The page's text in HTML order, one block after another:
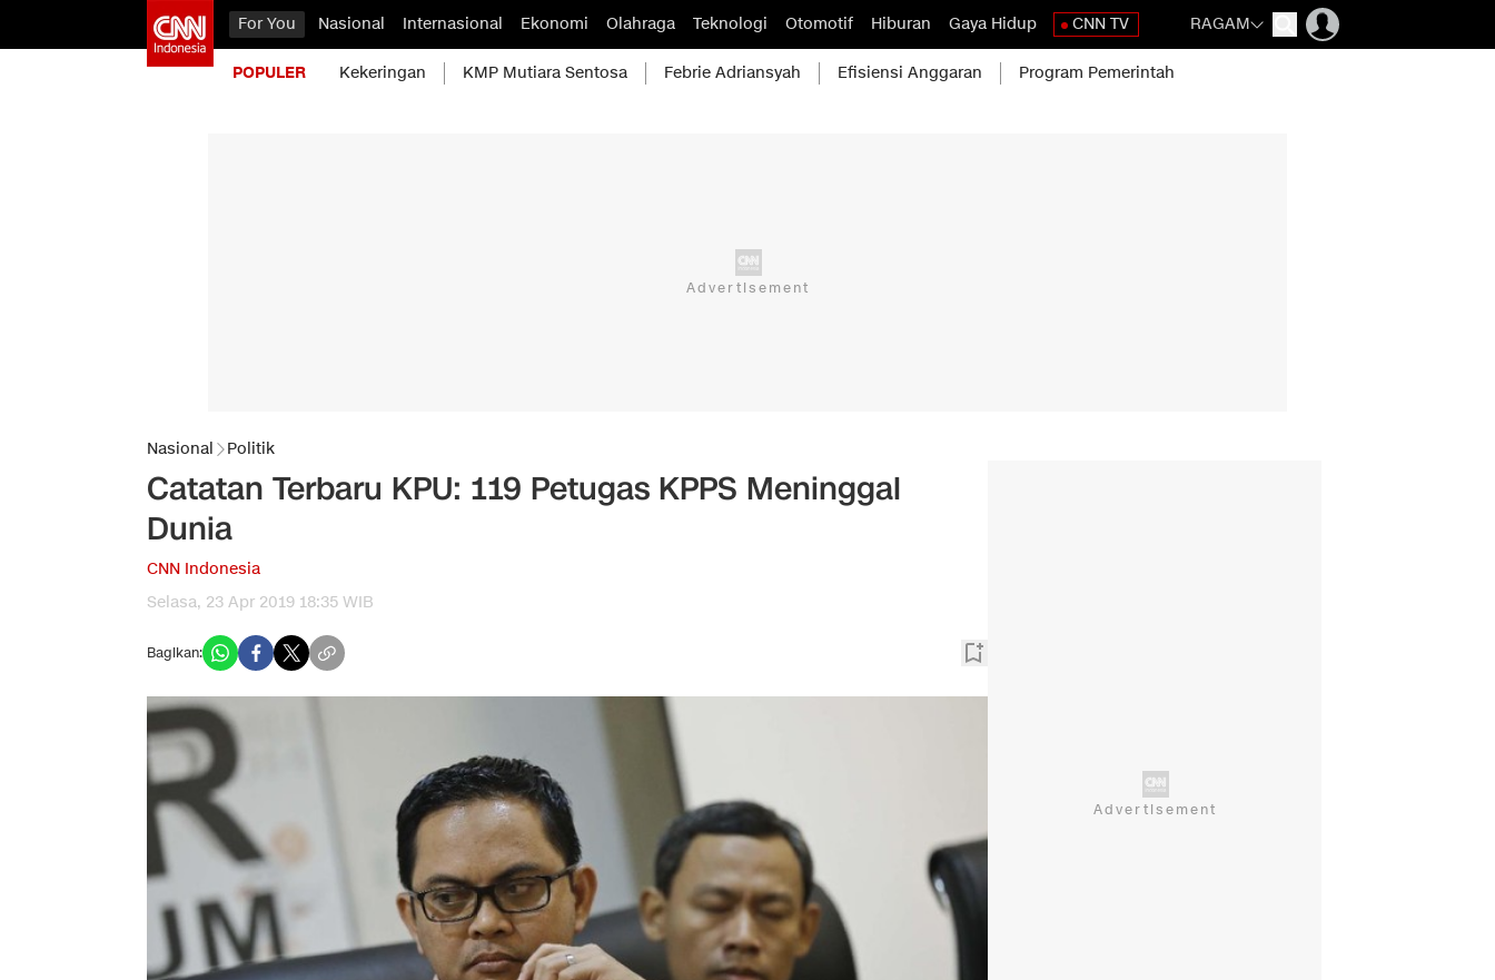
For You Nasional Internasional Ekonomi Olahraga Teknologi Otomotif Hiburan Gaya Hidup CNN TV RAGAM
POPULER Kekeringan KMP Mutiara Sentosa Febrie Adriansyah Efisiensi Anggaran Program Pemerintah
Nasional Politik
Catatan Terbaru KPU: 119 Petugas KPPS Meninggal
Dunia
CNN Indonesia
Selasa, 23 Apr 2019 18:35 WIB
Bagikan: